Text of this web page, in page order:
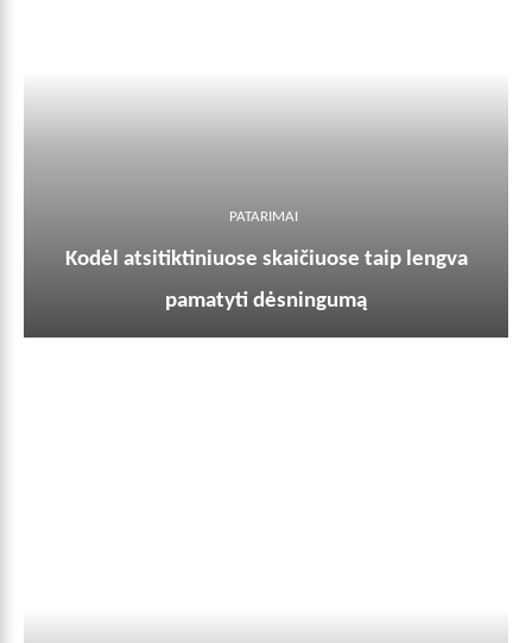
PATARIMAI
Kodėl atsitiktiniuose skaičiuose taip lengva
pamatyti dėsningumą